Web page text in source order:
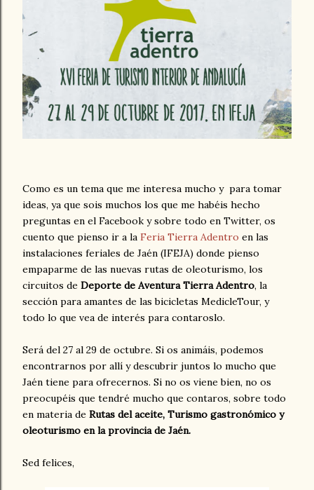
Como es un tema que me interesa mucho y para tomar
ideas, ya que sois muchos los que me habéis hecho
preguntas en el Facebook y sobre todo en Twitter, os
cuento que pienso ir a la Feria Tierra Adentro en las
instalaciones feriales de Jaén (IFEJA) donde pienso
empaparme de las nuevas rutas de oleoturismo, los
circuitos de Deporte de Aventura Tierra Adentro, la
sección para amantes de las bicicletas MedicleTour, y
todo lo que vea de interés para contaroslo.
Será del 27 al 29 de octubre. Si os animáis, podemos
encontrarnos por allí y descubrir juntos lo mucho que
Jaén tiene para ofrecernos. Si no os viene bien, no os
preocupéis que tendré mucho que contaros, sobre todo
en materia de Rutas del aceite, Turismo gastronómico y
oleoturismo en la provincia de Jaén.
Sed felices,